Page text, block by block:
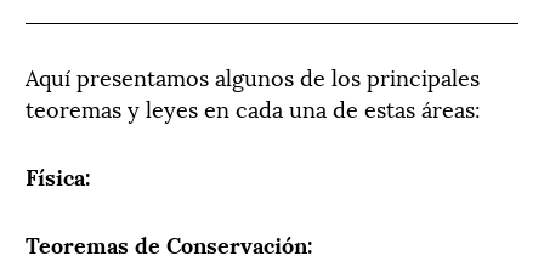
Aquí presentamos algunos de los principales
teoremas y leyes en cada una de estas áreas:
Física:
Teoremas de Conservación: